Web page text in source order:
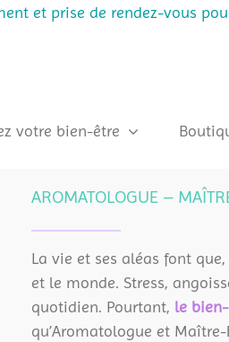
et prise de rendez-vous
votre bien-être
ISABELLE LEMOINE
AROMATOLOGUE –
La vie et ses aléas font
et le monde. Stress,
quotidien. Pourtant, le
qu’Aromatologue et